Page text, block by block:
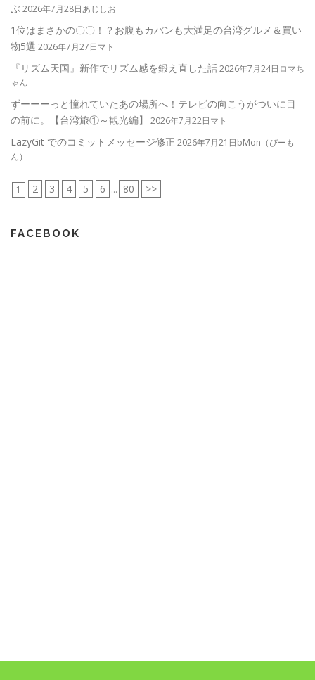
ぶ2026年7月28日あじしお
1位はまさかの〇〇！？お腹もカバンも大満足の台湾グルメ＆買い
物5選 2026年7月27日マト
『リズム天国』新作でリズム感を鍛え直した話2026年7月24日ロマち
ゃん
ずーーーっと憧れていたあの場所へ！テレビの向こうがついに目
の前に。【台湾旅①～観光編】
2026年7月22日マト
LazyGit でのコミットメッセージ修正 2026年7月21日bMon（びーも
ん）
1 2 3 4 5 6 ... 80 >>
FACEBOOK